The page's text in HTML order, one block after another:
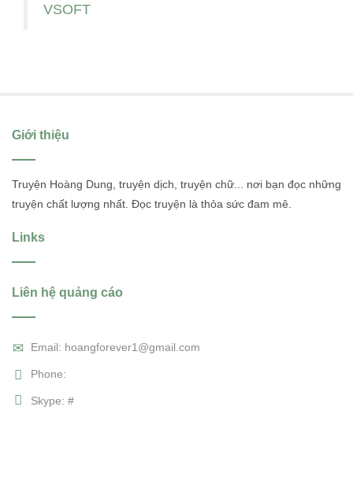
VSOFT
Giới thiệu
Truyện Hoàng Dung, truyện dịch, truyện chữ... nơi bạn đọc những
truyện chất lượng nhất. Đọc truyện là thỏa sức đam mê.
Links
Liên hệ quảng cáo
Email: hoangforever1@gmail.com
Phone:
Skype: #